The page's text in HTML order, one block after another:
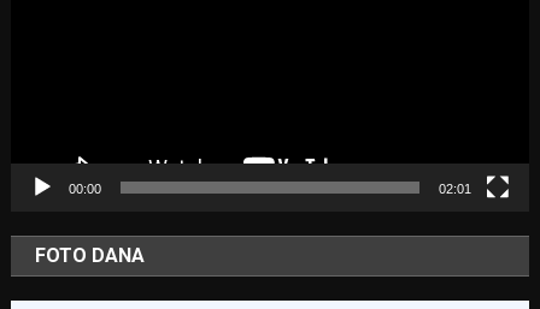
00:00 02:01
FOTO DANA